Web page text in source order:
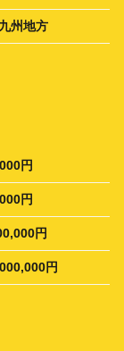
九州地方
円
円
円
円